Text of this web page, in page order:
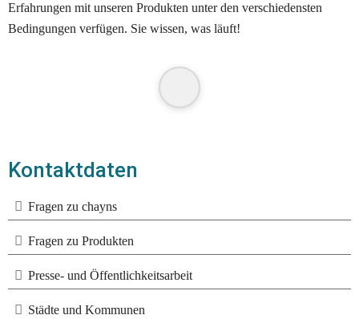
Erfahrungen mit unseren Produkten unter den verschiedensten
Bedingungen verfügen. Sie wissen, was läuft!
Kontaktdaten
Fragen zu chayns
Fragen zu Produkten
Presse- und Öffentlichkeitsarbeit
Städte und Kommunen